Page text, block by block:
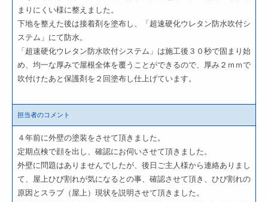
まりにくい様に整えました。
下地を整えた後は接着剤を塗布し、「超速硬化ウレタン防水吹付シ
ステム」にて防水。
「超速硬化ウレタン防水吹付システム」は施工後３０秒で固まり始
め、均一な厚みで屋根全体を覆うことができるので、厚み２ｍｍで
吹付けたあと保護剤を２回塗布し仕上げています。
担当者のコメント
４年前に外壁の塗装をさせて頂きました。
定期点検で顔を出し、確認にお伺いさせて頂きました。
外壁に問題はありませんでしたが、後日ご主人様から連絡ありまし
て、屋上ひび割れが気になるとの事、確認させて頂き、ひび割れの
原因とスラブ（屋上）現状を説明させて頂きました。